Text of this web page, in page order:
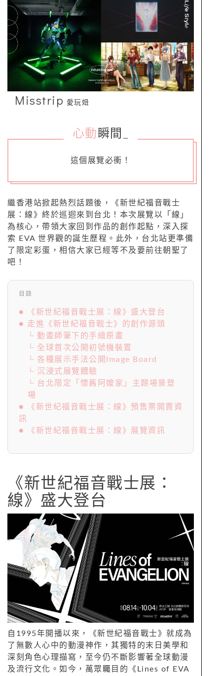
Misstrip 愛玩妞
心動 瞬間
這個展覽必衝！
繼香港站掀起熱烈話題後，《新世紀福音戰士
展：線》終於巡迴來到台北！本次展覽以「線」
為核心，帶領大家回到作品的創作起點，深入探
索 EVA 世界觀的誕生歷程。此外，台北站更準備
了限定彩蛋，相信大家已經等不及要前往朝聖了
吧！
目錄
● 《新世紀福音戰士展：線》盛大登台
● 走進《新世紀福音戰士》的創作源頭
└ 動畫師筆下的手繪原畫
└ 全球首次公開初號機裝置
└ 各種展示手法公開Image Board
└ 沉浸式展覽體驗
└ 台北限定「懷舊阿嬤家」主題場景登
場
● 《新世紀福音戰士展：線》預售票開賣資
訊
● 《新世紀福音戰士展：線》展覽資訊
《新世紀福音戰士展：
線》盛大登台
自1995年開播以來，《新世紀福音戰士》就成為
了無數人心中的動漫神作，其獨特的末日美學和
深刻角色心理描寫，至今仍不斷影響著全球動漫
及流行文化。如今，萬眾矚目的《Lines of EVA